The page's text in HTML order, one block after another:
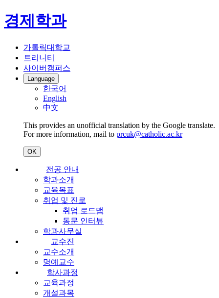
경제학과
가톨릭대학교
트리니티
사이버캠퍼스
Language
한국어
English
中文
This provides an unofficial translation by the Google translate.
For more information, mail to prcuk@catholic.ac.kr
OK
전공 안내
학과소개
교육목표
취업 및 진로
취업 로드맵
동문 인터뷰
학과사무실
교수진
교수소개
명예교수
학사과정
교육과정
개설과목